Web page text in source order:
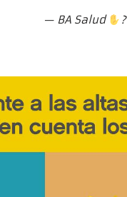
— BA Salud